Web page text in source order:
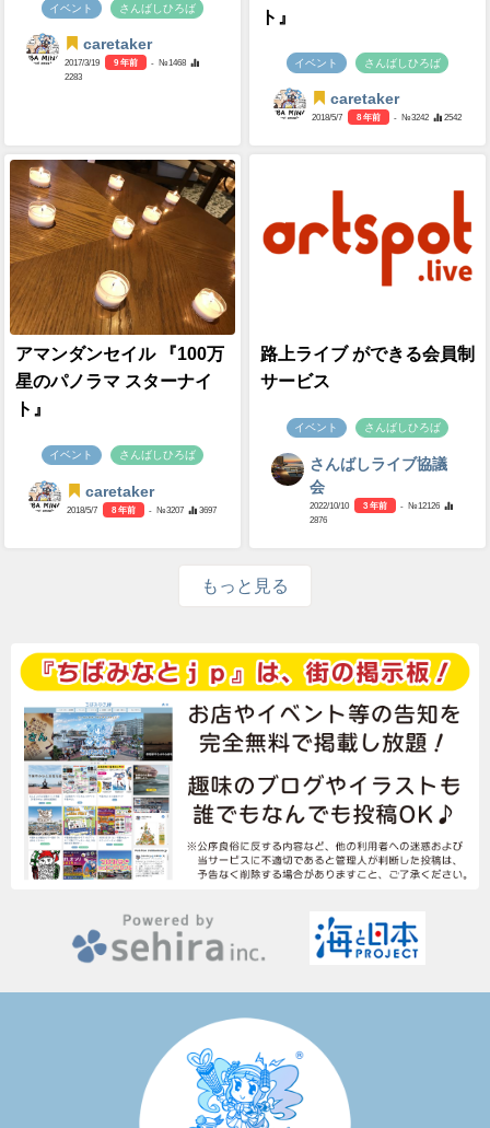
イベント さんばしひろば
caretaker
2017/3/19 9 年前
- №1468
2283
ト』
イベント さんばしひろば
caretaker
2018/5/7 8 年前 - №3242 2542
アマンダンセイル 『100万
星のパノラマ スターナイ
ト』
イベント さんばしひろば
caretaker
2018/5/7 8 年前 - №3207 3697
路上ライブ ができる会員制
サービス
イベント さんばしひろば
さんばしライブ協議
会
2022/10/10 3 年前
- №12126
2876
もっと見る